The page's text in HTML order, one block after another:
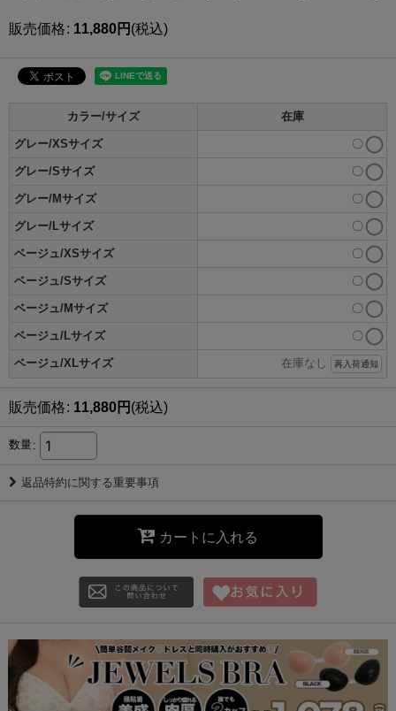
販売価格: 11,880円 (税込)
カラー/サイズ 在庫
グレー/XSサイズ 〇
グレー/Sサイズ 〇
グレー/Mサイズ 〇
グレー/Lサイズ 〇
ベージュ/XSサイズ 〇
ベージュ/Sサイズ 〇
ベージュ/Mサイズ 〇
ベージュ/Lサイズ 〇
ベージュ/XLサイズ 在庫なし 再入荷通知
販売価格: 11,880円 (税込)
数量:
返品特約に関する重要事項
カートに入れる